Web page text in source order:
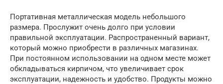
Портативная металлическая модель небольшого
размера. Прослужит очень долго при условии
правильной эксплуатации. Распространенный вариант,
который можно приобрести в различных магазинах.
При постоянном использовании на одном месте может
обкладываться кирпичом, что увеличивает срок
эксплуатации, надежность и удобство. Продукты можно